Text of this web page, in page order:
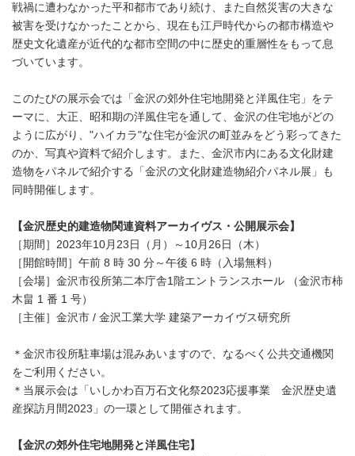
戦禍に遭わなかった平和都市であり続け、また自然災害の大きな
被害を受けなかったことから、現在も江戸時代からの都市構造や
歴史文化遺産が近代的な都市空間の中に歴史的重層性をもって息
づいています。
このたびの展示会では「金沢の郊外住宅地開発と洋風住宅」をテ
ーマに、大正、昭和期の洋風住宅を通して、金沢の住宅地がどの
ように広がり、"ハイカラ"な住宅が金沢の町並みをどう彩ってきた
のか、写真や資料で紹介します。また、金沢市内にある文化財建
造物をパネルで紹介する「金沢の文化財建造物紹介パネル展」も
同時開催します。
【金沢歴史的建造物関連資料アーカイヴス・公開展示会】
［期間］2023年10月23日（月）～10月26日（木）
［開館時間］午前 8 時 30 分～午後 6 時（入場無料）
［会場］金沢市役所第二本庁舎1階エントランスホール （金沢市柿
木畠 1 番 1 号）
［主催］金沢市 / 金沢工業大学 建築アーカイヴス研究所
＊金沢市役所駐車場は混みあいますので、なるべく公共交通機関
をご利用ください。
＊当展示会は「いしかわ百万石文化祭2023応援事業 金沢歴史遺
産探訪月間2023」の一環として開催されます。
【金沢の郊外住宅地開発と洋風住宅】